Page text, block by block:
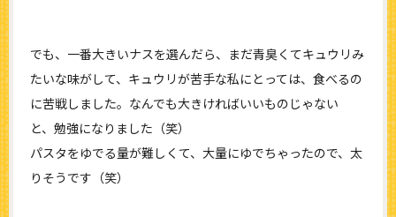
でも、一番大きいナスを選んだら、まだ青臭くてキュウリみ
たいな味がして、キュウリが苦手な私にとっては、食べるの
に苦戦しました。なんでも大きければいいものじゃない
と、勉強になりました（笑）
パスタをゆでる量が難しくて、大量にゆでちゃったので、太
りそうです（笑）